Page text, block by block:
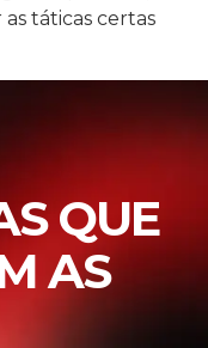
táticas certas
QUE
AS